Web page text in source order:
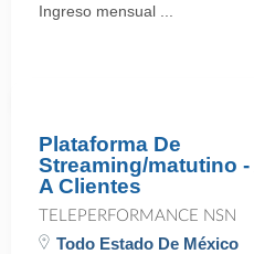
Ingreso mensual ...
Plataforma De
Streaming/matutino
A Clientes
TELEPERFORMANCE NSN
Todo Estado De México